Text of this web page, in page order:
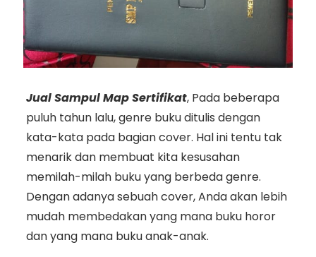
Jual Sampul Map Sertifikat, Pada beberapa
puluh tahun lalu, genre buku ditulis dengan
kata-kata pada bagian cover. Hal ini tentu tak
menarik dan membuat kita kesusahan
memilah-milah buku yang berbeda genre.
Dengan adanya sebuah cover, Anda akan lebih
mudah membedakan yang mana buku horor
dan yang mana buku anak-anak.